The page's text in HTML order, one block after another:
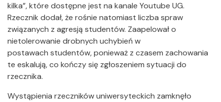
kilka”, które dostępne jest na kanale Youtube UG.
Rzecznik dodał, że rośnie natomiast liczba spraw
związanych z agresją studentów. Zaapelował o
nietolerowanie drobnych uchybień w
postawach studentów, ponieważ z czasem zachowania
te eskalują, co kończy się zgłoszeniem sytuacji do
rzecznika.
Wystąpienia rzeczników uniwersyteckich zamknęło